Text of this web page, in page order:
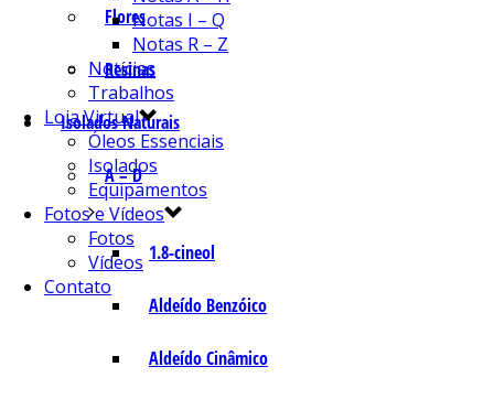
Flores
Resinas
Isolados Naturais
A – D
1.8-cineol
Aldeído Benzóico
Aldeído Cinâmico
Notas I – Q
Notas R – Z
Notícias
Trabalhos
Loja Virtual
Óleos Essenciais
Isolados
Equipamentos
Fotos e Vídeos
Fotos
Vídeos
Contato